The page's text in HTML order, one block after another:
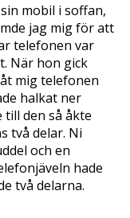
mobil i soffan,
jag mig för att
telefonen var
När hon gick
mig telefonen
halkat ner
till den så åkte
två delar. Ni
och en
hade
två delarna.